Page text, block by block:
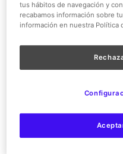
Atracciones de Madrid
Templo de Shanarkai’,
Solo los visitantes más
junto al resto de pasajes
programación de
tus hábitos de navegación y
recabamos información sobre
información en nuestra Política